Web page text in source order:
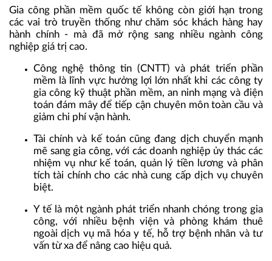
Gia công phần mềm quốc tế không còn giới hạn trong
các vai trò truyền thống như chăm sóc khách hàng hay
hành chính - mà đã mở rộng sang nhiều ngành công
nghiệp giá trị cao.
Công nghệ thông tin (CNTT) và phát triển phần
mềm là lĩnh vực hưởng lợi lớn nhất khi các công ty
gia công kỹ thuật phần mềm, an ninh mạng và điện
toán đám mây để tiếp cận chuyên môn toàn cầu và
giảm chi phí vận hành.
Tài chính và kế toáncũng đang dịch chuyển mạnh
mẽ sang gia công, với các doanh nghiệp ủy thác các
nhiệm vụ như kế toán, quản lý tiền lương và phân
tích tài chính cho các nhà cung cấp dịch vụ chuyên
biệt.
Y tế là một ngành phát triển nhanh chóng trong gia
công, với nhiều bệnh viện và phòng khám thuê
ngoài dịch vụ mã hóa y tế, hỗ trợ bệnh nhân và tư
vấn từ xa để nâng cao hiệu quả.